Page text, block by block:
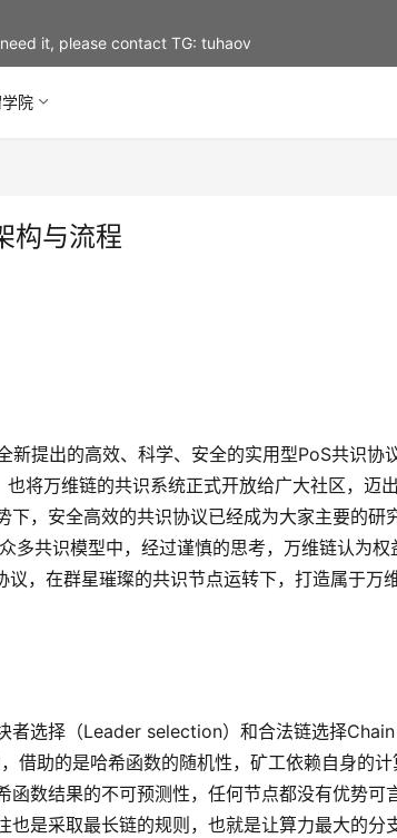
院
构与流程
新提出的高效、科学、安全的实用型PoS共识协议
将万维链的共识系统正式开放给广大社区，迈
，安全高效的共识协议已经成为大家主要的研
多共识模型中，经过谨慎的思考，万维链认为权
，在群星璀璨的共识节点运转下，打造属于万
者选择（Leader selection）和合法链选择Chain
借助的是哈希函数的随机性，矿工依赖自身的计
数结果的不可预测性，任何节点都没有优势可言
是采取最长链的规则，也就是让算力最大的分
it, please contact TG: tuhaov